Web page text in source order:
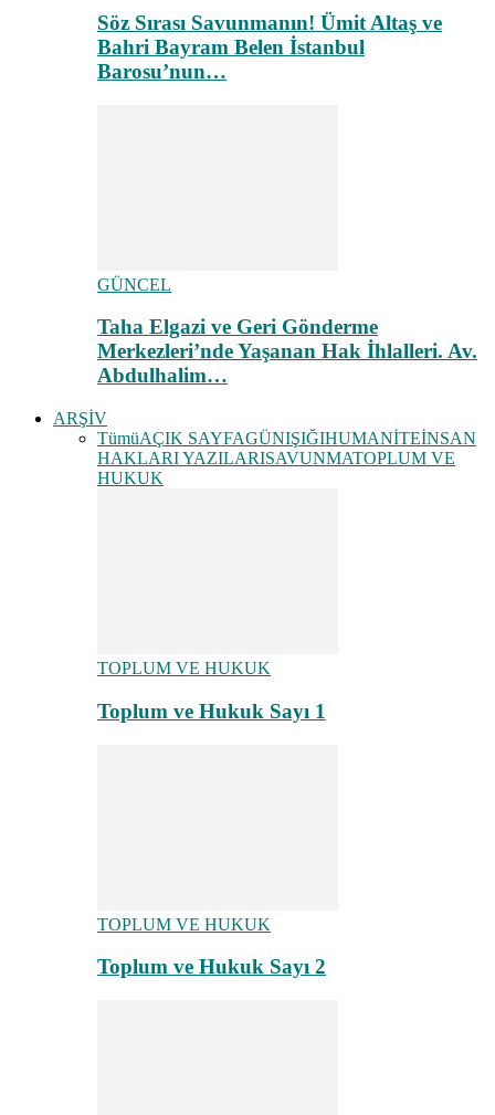
Söz Sırası Savunmanın! Ümit Altaş ve
Bahri Bayram Belen İstanbul
Barosu’nun…
GÜNCEL
Taha Elgazi ve Geri Gönderme
Merkezleri’nde Yaşanan Hak İhlalleri. Av.
Abdulhalim…
ARŞİV
TümüAÇIK SAYFAGÜNIŞIĞIHUMANİTEİNSAN
HAKLARI YAZILARISAVUNMATOPLUM VE
HUKUK
TOPLUM VE HUKUK
Toplum ve Hukuk Sayı 1
TOPLUM VE HUKUK
Toplum ve Hukuk Sayı 2